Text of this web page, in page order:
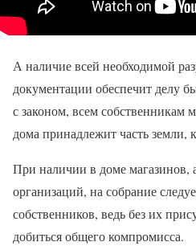
А наличие всей необходимой
документации обеспечит делу
с законом, всем собственникам
дома принадлежит часть земли,
При наличии в доме магазинов,
организаций, на собрание
собственников, ведь без их
добиться общего компромисса.